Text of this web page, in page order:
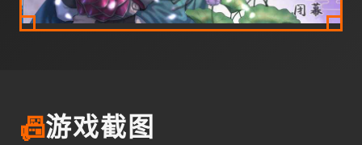
📠游戏截图